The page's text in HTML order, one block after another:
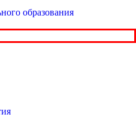
образования